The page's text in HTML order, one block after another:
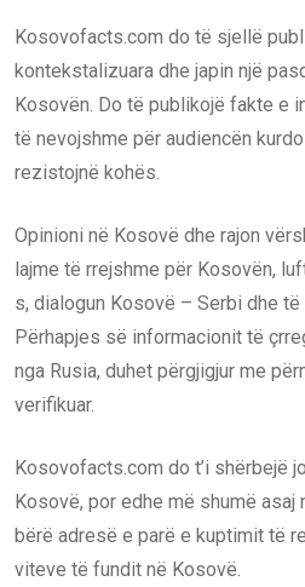
Kosovofacts.com do të sjellë
kontekstalizuara dhe japin një
Kosovën. Do të publikojë fakte e
të nevojshme për audiencën
rezistojnë kohës.
Opinioni në Kosovë dhe rajon
lajme të rrejshme për Kosovën,
s, dialogun Kosovë – Serbi dhe të
Përhapjes së informacionit të
nga Rusia, duhet përgjigjur me
verifikuar.
Kosovofacts.com do t’i shërbejë
Kosovë, por edhe më shumë asaj
bërë adresë e parë e kuptimit të
viteve të fundit në Kosovë.